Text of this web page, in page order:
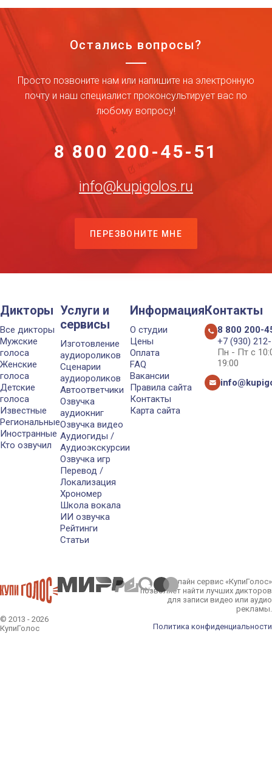
Остались вопросы?
Просто позвоните нам или напишите на электронную
почту и наш специалист проконсультирует вас по
любому вопросу!
8 800 200-45-51
info@kupigolos.ru
ПЕРЕЗВОНИТЕ МНЕ
Дикторы
Все дикторы
Мужские
голоса
Женские
голоса
Детские
голоса
Известные
Региональные
Иностранные
Кто озвучил
Услуги и
сервисы
Изготовление
аудиороликов
Сценарии
аудиороликов
Автоответчики
Озвучка
аудиокниг
Озвучка видео
Аудиогиды /
Аудиоэкскурсии
Озвучка игр
Перевод /
Локализация
Хрономер
Школа вокала
ИИ озвучка
Рейтинги
Статьи
Информация
О студии
Цены
Оплата
FAQ
Вакансии
Правила сайта
Контакты
Карта сайта
Контакты
8 800 200-
+7 (930)
Пн - Пт с
19:00
© 2013 - 2026
КупиГолос
Онлайн сервис «КупиГолос»
позволяет найти лучших дикторов
для записи видео или аудио
рекламы.
Политика конфиденциальности